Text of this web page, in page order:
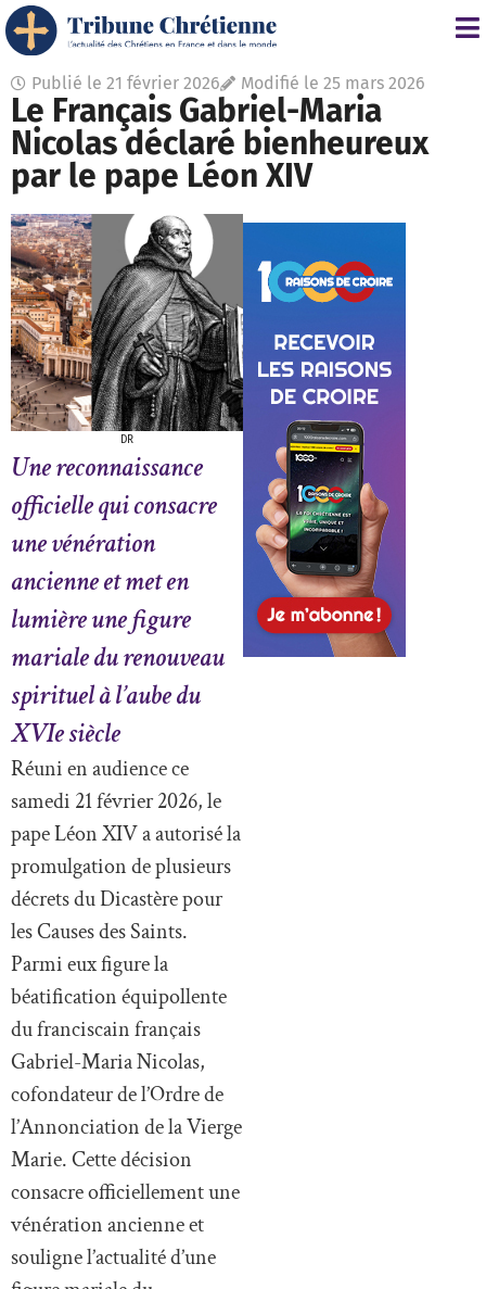
Publié le 21 février 2026 Modifié le 25 mars 2026
Le Français Gabriel-Maria
Nicolas déclaré bienheureux
par le pape Léon XIV
DR
Une reconnaissance
officielle qui consacre
une vénération
ancienne et met en
lumière une figure
mariale du renouveau
spirituel à l’aube du
XVIe siècle
Réuni en audience ce
samedi 21 février 2026, le
pape Léon XIV a autorisé la
promulgation de plusieurs
décrets du Dicastère pour
les Causes des Saints.
Parmi eux figure la
béatification équipollente
du franciscain français
Gabriel-Maria Nicolas,
cofondateur de l’Ordre de
l’Annonciation de la Vierge
Marie. Cette décision
consacre officiellement une
vénération ancienne et
souligne l’actualité d’une